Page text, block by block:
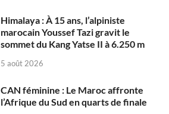
Himalaya : À 15 ans, l’alpiniste
marocain Youssef Tazi gravit le
sommet du Kang Yatse II à 6.250 m
5 août 2026
CAN féminine : Le Maroc affronte
l’Afrique du Sud en quarts de finale